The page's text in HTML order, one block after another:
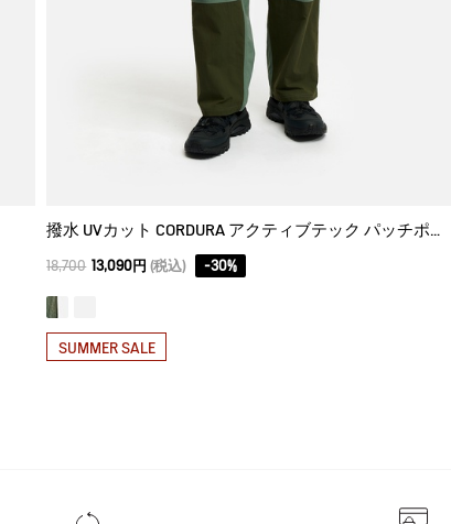
撥水 UVカット CORDURA アクティブテック パッチポケットパンツ
18,700 13,090円 (税込) -30%
SUMMER SALE